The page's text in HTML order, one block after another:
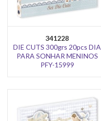
341228
DIE CUTS 300grs 20pcs DIA
PARA SONHAR MENINOS
PFY-15999